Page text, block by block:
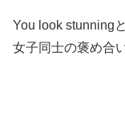
You look stunning
女子同士の褒め合